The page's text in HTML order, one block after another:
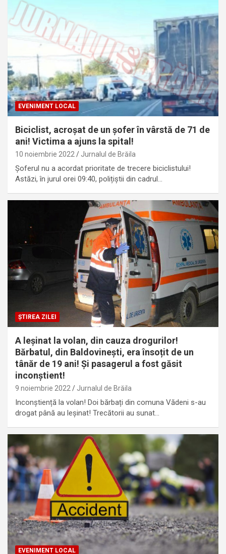
EVENIMENT LOCAL
Biciclist, acroșat de un șofer în vârstă de 71 de
ani! Victima a ajuns la spital!
10 noiembrie 2022 Jurnalul de Brăila
Șoferul nu a acordat prioritate de trecere biciclistului!
Astăzi, în jurul orei 09:40, polițiștii din cadrul…
ȘTIREA ZILEI
A leșinat la volan, din cauza drogurilor!
Bărbatul, din Baldovinești, era însoțit de un
tânăr de 19 ani! Și pasagerul a fost găsit
inconștient!
9 noiembrie 2022 Jurnalul de Brăila
Inconștiență la volan! Doi bărbați din comuna Vădeni s-au
drogat până au leșinat! Trecătorii au sunat…
EVENIMENT LOCAL